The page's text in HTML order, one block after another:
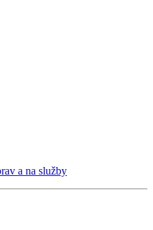
a na služby